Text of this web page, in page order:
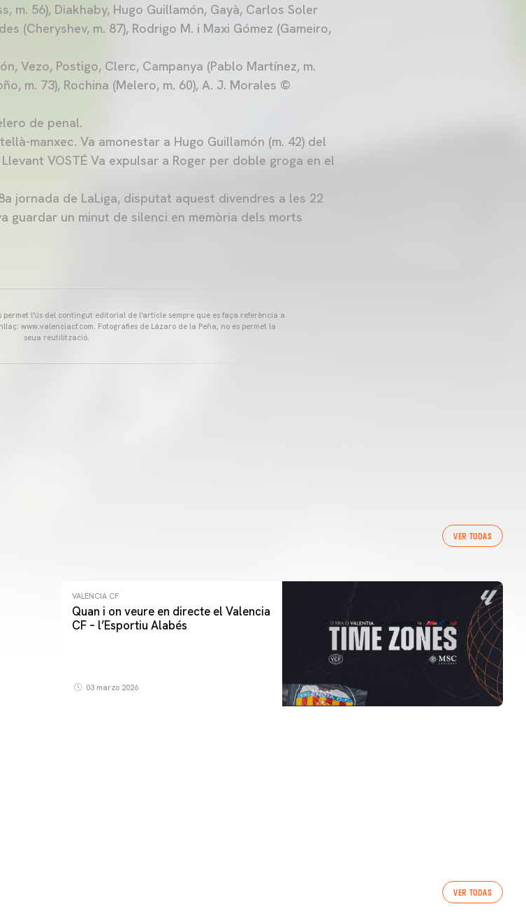
m. 56), Diakhaby, Hugo Guillamón, Gayà, Carlos Soler
(Cheryshev, m. 87), Rodrigo M. i Maxi Gómez (Gameiro,
Vezo, Postigo, Clerc, Campanya (Pablo Martínez, m.
m. 73), Rochina (Melero, m. 60), A. J. Morales ©
de penal.
manxec. Va amonestar a Hugo Guillamón (m. 42) del
VOSTÉ Va expulsar a Roger per doble groga en el
jornada de LaLiga, disputat aquest divendres a les 22
guardar un minut de silenci en memòria dels morts
permet l'ús del contingut editorial de l'article sempre que es faça referència a
www.valenciacf.com. Fotografies de Lázaro de la Peña, no es permet la
seua reutilització.
VER TODAS
VALENCIA CF
Quan i on veure en directe el Valencia
CF – l’Esportiu Alabés
03 marzo 2026
VER TODAS